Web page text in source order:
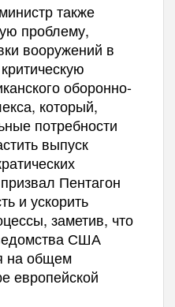
также
проблему,
вооружений в
оборонно-
который,
потребности
выпуск
Пентагон
и ускорить
заметив, что
США
на общем
европейской